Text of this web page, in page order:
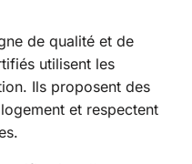
de qualité et de
utilisent les
Ils proposent des
et respectent